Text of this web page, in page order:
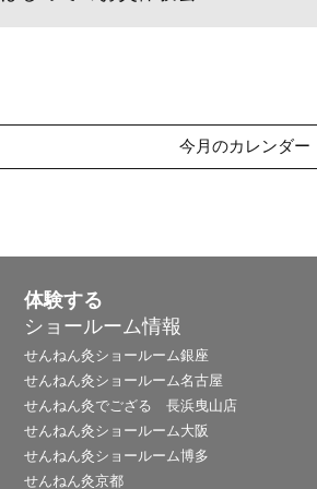
今月のカレンダー
体験する
ショールーム情報
せんねん灸ショールーム銀座
せんねん灸ショールーム名古屋
せんねん灸でござる 長浜曳山店
せんねん灸ショールーム大阪
せんねん灸ショールーム博多
せんねん灸京都